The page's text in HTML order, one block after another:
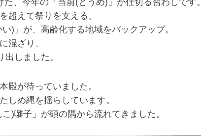
超えて祭りを支える、
)」が、高齢化する地域をバックアップ。
混ざり、
しました。
殿が待っていました。
しめ縄を揺らしています。
)囃子」が頭の隅から流れてきました。